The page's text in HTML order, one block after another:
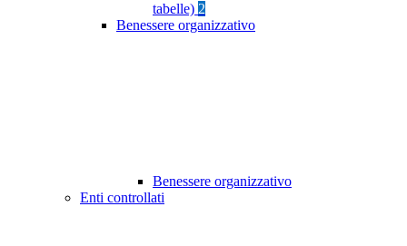
tabelle) 2
Benessere organizzativo
Benessere organizzativo
Enti controllati